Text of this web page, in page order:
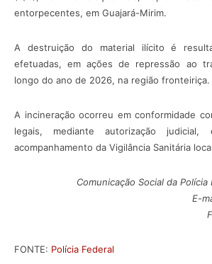
entorpecentes, em Guajará-Mirim.
A destruição do material ilícito é
efetuadas, em ações de repressão ao
longo do ano de 2026, na região fronteiriça.
A incineração ocorreu em conformidade
legais, mediante autorização
acompanhamento da Vigilância Sanitária
Comunicação Social da
E-
FONTE: Polícia Federal